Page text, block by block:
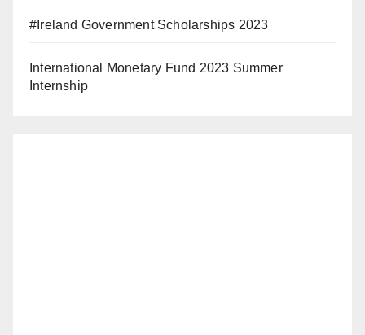
#Ireland Government Scholarships 2023
International Monetary Fund 2023 Summer
Internship